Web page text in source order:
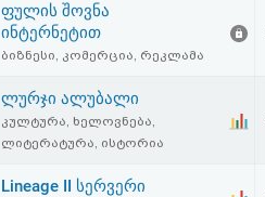
ფულის შოვნა
ინტერნეტით
ბიზნესი, კომერცია, რეკლამა
ლურჯი ალუბალი
კულტურა, ხელოვნება,
ლიტერატურა, ისტორია
Lineage II სერვერი